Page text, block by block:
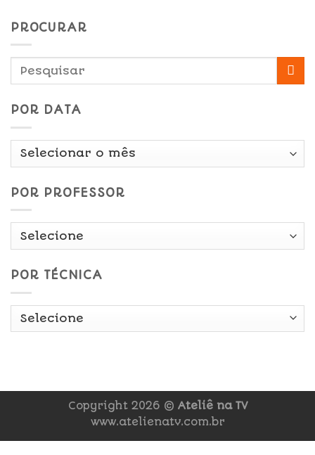
PROCURAR
POR DATA
Por
POR PROFESSOR
POR TÉCNICA
Copyright 2026 © Ateliê na TV
www.atelienatv.com.br